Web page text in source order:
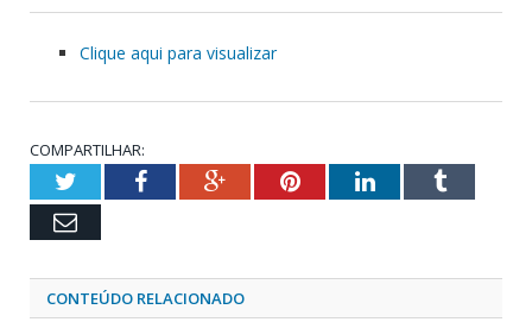
Clique aqui para visualizar
COMPARTILHAR:
TwitterFacebookGoogle+PinterestLinkedInTumblr
Email
CONTEÚDO RELACIONADO